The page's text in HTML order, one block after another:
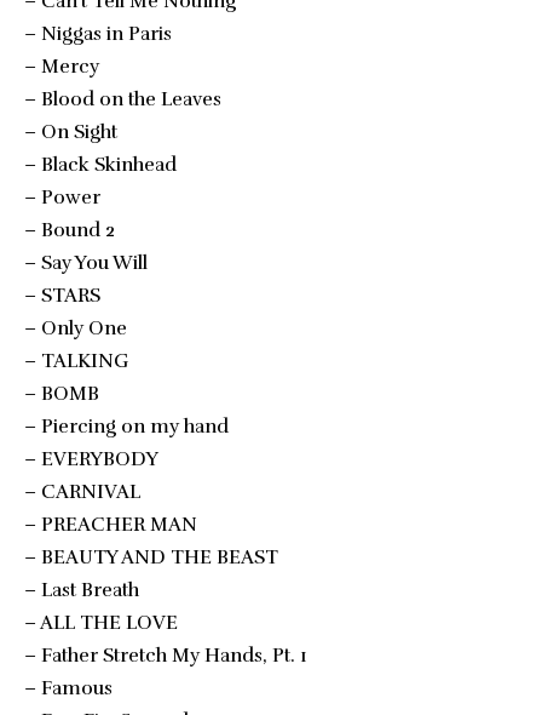
– Niggas in Paris
– Mercy
– Blood on the Leaves
– On Sight
– Black Skinhead
– Power
– Bound 2
– Say You Will
– STARS
– Only One
– TALKING
– BOMB
– Piercing on my hand
– EVERYBODY
– CARNIVAL
– PREACHER MAN
– BEAUTY AND THE BEAST
– Last Breath
– ALL THE LOVE
– Father Stretch My Hands, Pt. 1
– Famous